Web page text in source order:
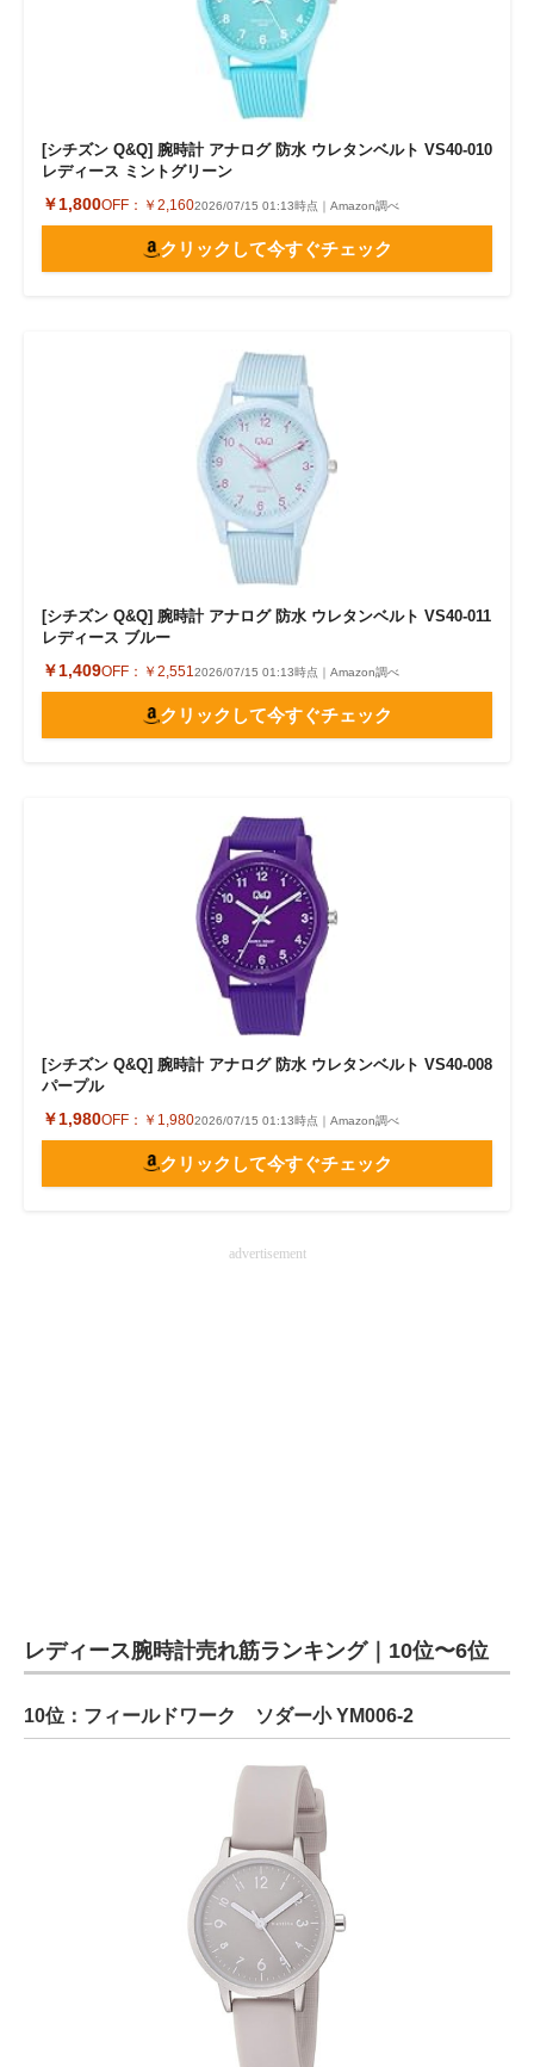
[シチズン Q&Q] 腕時計 アナログ 防水 ウレタンベルト VS40-010
レディース ミントグリーン
￥1,800OFF： ￥2,1602026/07/15 01:13時点｜Amazon調べ
クリックして今すぐチェック
[シチズン Q&Q] 腕時計 アナログ 防水 ウレタンベルト VS40-011
レディース ブルー
￥1,409OFF： ￥2,5512026/07/15 01:13時点｜Amazon調べ
クリックして今すぐチェック
[シチズン Q&Q] 腕時計 アナログ 防水 ウレタンベルト VS40-008
パープル
￥1,980OFF： ￥1,9802026/07/15 01:13時点｜Amazon調べ
クリックして今すぐチェック
advertisement
レディース腕時計売れ筋ランキング｜10位〜6位
10位：フィールドワーク ソダー小 YM006-2